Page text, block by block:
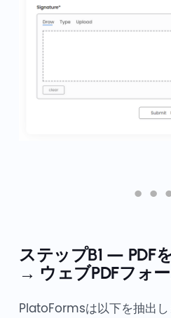
ステップB1 — PDF
→ ウェブPDFフォ
PlatoFormsは以下を抽出し